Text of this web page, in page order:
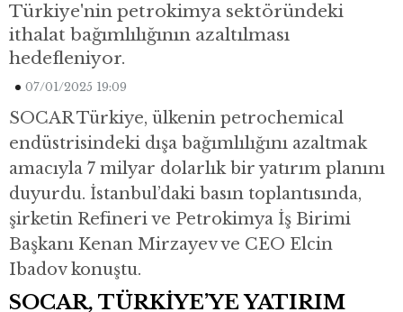
Türkiye'nin petrokimya sektöründeki
ithalat bağımlılığının azaltılması
hedefleniyor.
07/01/2025 19:09
SOCAR Türkiye, ülkenin petrochemical
endüstrisindeki dışa bağımlılığını azaltmak
amacıyla 7 milyar dolarlık bir yatırım planını
duyurdu. İstanbul’daki basın toplantısında,
şirketin Refineri ve Petrokimya İş Birimi
Başkanı Kenan Mirzayev ve CEO Elcin
Ibadov konuştu.
SOCAR, TÜRKİYE’YE YATIRIM